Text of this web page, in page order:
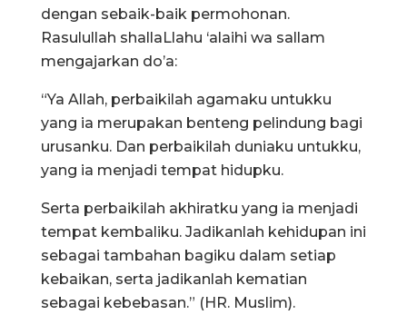
dengan sebaik-baik permohonan.
Rasulullah shallaLlahu ‘alaihi wa sallam
mengajarkan do’a:
“Ya Allah, perbaikilah agamaku untukku
yang ia merupakan benteng pelindung bagi
urusanku. Dan perbaikilah duniaku untukku,
yang ia menjadi tempat hidupku.
Serta perbaikilah akhiratku yang ia menjadi
tempat kembaliku. Jadikanlah kehidupan ini
sebagai tambahan bagiku dalam setiap
kebaikan, serta jadikanlah kematian
sebagai kebebasan.” (HR. Muslim).